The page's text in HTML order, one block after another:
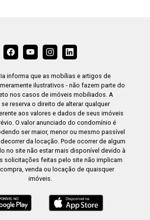
informa que as mobílias e artigos de
ilustrativos - não fazem parte do
nos casos de imóveis mobiliados. A
reserva o direito de alterar qualquer
aos valores e dados de seus imóveis
O valor anunciado do condomínio é
ser maior, menor ou mesmo passível
da locação. Pode ocorrer de algum
no site não estar mais disponível devido à
solicitações feitas pelo site não implicam
venda ou locação de quaisquer
imóveis.